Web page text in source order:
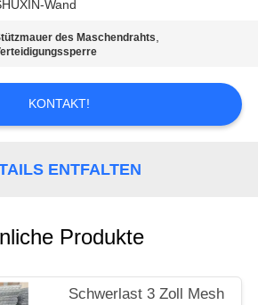
Wand
des Maschendrahts,
KONTAKT!
ENTFALTEN
Produkte
Schwerlast 3 Zoll Mesh